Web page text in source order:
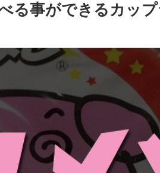
る事ができるカッ